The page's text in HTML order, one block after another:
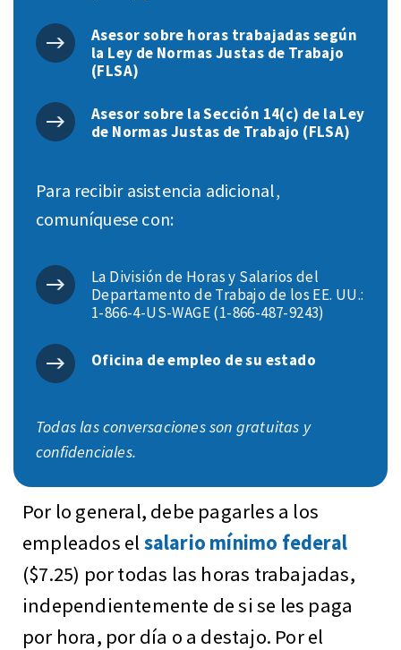
Por lo general, debe pagarles a los
empleados el salario mínimo federal
($7.25) por todas las horas trabajadas,
independientemente de si se les paga
por hora, por día o a destajo. Por el
Asesor sobre horas trabajadas según
la Ley de Normas Justas de Trabajo
(FLSA)
Asesor sobre la Sección 14(c) de la Ley
de Normas Justas de Trabajo (FLSA)
Para recibir asistencia adicional,
comuníquese con:
La División de Horas y Salarios del
Departamento de Trabajo de los EE. UU.:
1-866-4-US-WAGE (1-866-487-9243)
Oficina de empleo de su estado
Todas las conversaciones son gratuitas y
confidenciales.